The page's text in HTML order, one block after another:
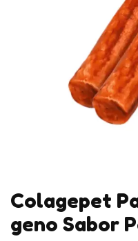
Colagepet
geno Sabor